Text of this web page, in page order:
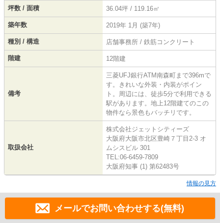
坪数 / 面積 36.04坪 / 119.16㎡
築年数 2019年 1月 (築7年)
種別 / 構造 店舗事務所 / 鉄筋コンクリート
階建 12階建
備考
三菱UFJ銀行ATM南森町まで396mで
す。きれいな外装・内装がポイン
ト。周辺には、徒歩5分で利用できる
駅があります。地上12階建てのこの
物件なら景色もバッチリです。
取扱会社
株式会社ジェットシティーズ
大阪府大阪市北区豊崎７丁目2-3 オ
ムシスビル 301
TEL:06-6459-7809
大阪府知事 (1) 第62483号
情報の見方
メールでお問い合わせする(無料)